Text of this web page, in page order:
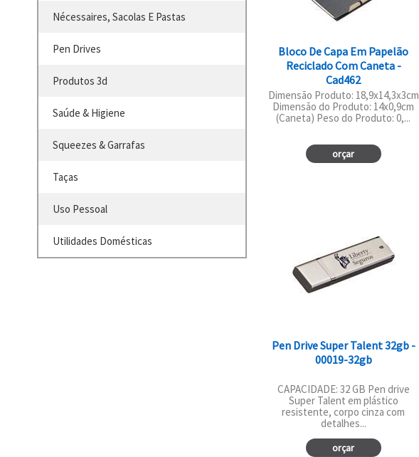
Nécessaires, Sacolas E Pastas
Pen Drives
Produtos 3d
Saúde & Higiene
Squeezes & Garrafas
Taças
Uso Pessoal
Utilidades Domésticas
Bloco De Capa Em Papelão
Reciclado Com Caneta -
Cad462
Dimensão Produto: 18,9x14,3x3cm
Dimensão do Produto: 14x0,9cm
(Caneta) Peso do Produto: 0,...
orçar
Pen Drive Super Talent 32gb -
00019-32gb
CAPACIDADE: 32 GB Pen drive
Super Talent em plástico
resistente, corpo cinza com
detalhes...
orçar